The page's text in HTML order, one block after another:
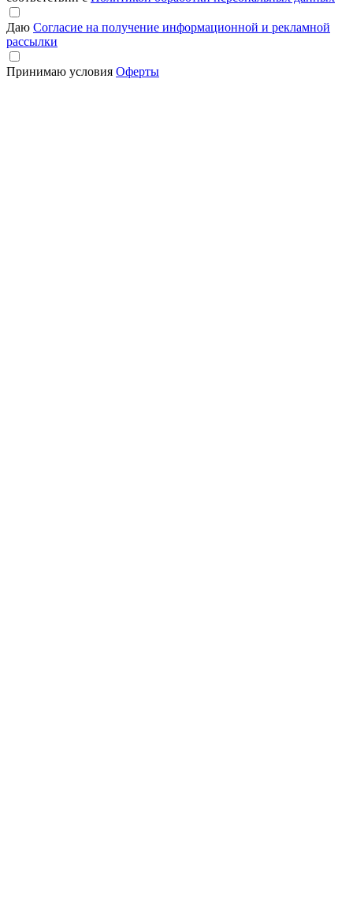
Даю Согласие на получение информационной и рекламной
рассылки
Принимаю условия Оферты